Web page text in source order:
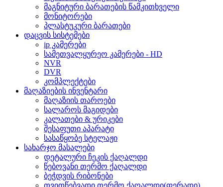
მაგნიტური ბარათების წამკითხველი
მონიტორები
პლასტუკური ბარათები
დაცვის სისტემები
ip კამერები
სამეთვალყურეო კამერები - HD
NVR
DVR
კომპლექტები
მაღაზიების ინვენტარი
მაღაზიის თაროები
სალაროს მაგიდები
კალათები & ურიკები
შესაფუთი აპარატი
სასაწყობე სტელაჟი
სახარჯო მასალები
დეტალური ჩეკის ქაღალდი
წებოვანი თერმო ქაღალდი
ბეჭდვის რიბონები
თვითწებვადი თერმო ქაღალდი(ფერადი)